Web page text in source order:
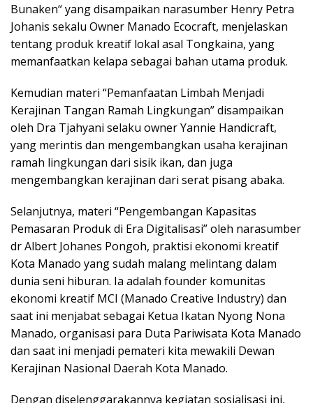
Bunaken“ yang disampaikan narasumber Henry Petra
Johanis sekalu Owner Manado Ecocraft, menjelaskan
tentang produk kreatif lokal asal Tongkaina, yang
memanfaatkan kelapa sebagai bahan utama produk.
Kemudian materi “Pemanfaatan Limbah Menjadi
Kerajinan Tangan Ramah Lingkungan” disampaikan
oleh Dra Tjahyani selaku owner Yannie Handicraft,
yang merintis dan mengembangkan usaha kerajinan
ramah lingkungan dari sisik ikan, dan juga
mengembangkan kerajinan dari serat pisang abaka.
Selanjutnya, materi “Pengembangan Kapasitas
Pemasaran Produk di Era Digitalisasi” oleh narasumber
dr Albert Johanes Pongoh, praktisi ekonomi kreatif
Kota Manado yang sudah malang melintang dalam
dunia seni hiburan. Ia adalah founder komunitas
ekonomi kreatif MCI (Manado Creative Industry) dan
saat ini menjabat sebagai Ketua Ikatan Nyong Nona
Manado, organisasi para Duta Pariwisata Kota Manado
dan saat ini menjadi pemateri kita mewakili Dewan
Kerajinan Nasional Daerah Kota Manado.
Dengan diselenggarakannya kegiatan sosialisasi ini,